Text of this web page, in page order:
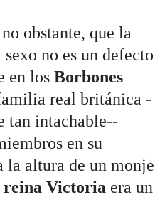
obstante, que la
no es un defecto
en losBorbones
real británica -
tan intachable--
en su
la altura de un monje
reina Victoria era un